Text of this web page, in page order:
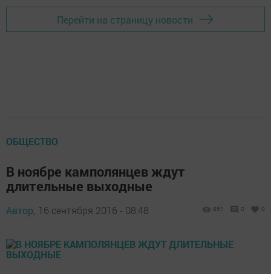
Перейти на страницу новости
ОБЩЕСТВО
В ноябре камполянцев ждут
длительные выходные
Автор, 16 сентября 2016 - 08:48 851 0 0